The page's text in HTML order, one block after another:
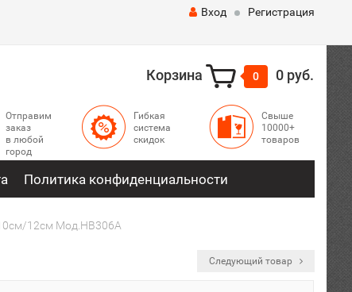
Вход Регистрация
Корзина 0 0 руб.
Отправим
заказ
в любой
город
Гибкая
система
скидок
Свыше
10000+
товаров
Политика конфиденциальности
12см Мод.HB306A
Следующий товар